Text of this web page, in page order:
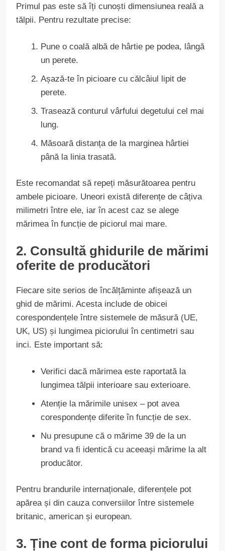
Primul pas este să îți cunoști dimensiunea reală a
tălpii. Pentru rezultate precise:
Pune o coală albă de hârtie pe podea, lângă
un perete.
Așază-te în picioare cu călcâiul lipit de
perete.
Trasează conturul vârfului degetului cel mai
lung.
Măsoară distanța de la marginea hârtiei
până la linia trasată.
Este recomandat să repeți măsurătoarea pentru
ambele picioare. Uneori există diferențe de câțiva
milimetri între ele, iar în acest caz se alege
mărimea în funcție de piciorul mai mare.
2. Consultă ghidurile de mărimi
oferite de producători
Fiecare site serios de încălțăminte afișează un
ghid de mărimi. Acesta include de obicei
corespondențele între sistemele de măsură (UE,
UK, US) și lungimea piciorului în centimetri sau
inci. Este important să:
Verifici dacă mărimea este raportată la
lungimea tălpii interioare sau exterioare.
Atenție la mărimile unisex – pot avea
corespondențe diferite în funcție de sex.
Nu presupune că o mărime 39 de la un
brand va fi identică cu aceeași mărime la alt
producător.
Pentru brandurile internaționale, diferențele pot
apărea și din cauza conversiilor între sistemele
britanic, american și european.
3. Ține cont de forma piciorului